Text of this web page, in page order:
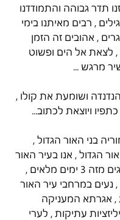
תדר גבוהה והתמודדנו
, רבים מאיתנו בימי
, אהובים זה הזמן
לצאת אל הים ופשוט
מרגש ...
ושומעת את קולו ,
ויוצאת לכתוב...
בני האור הגדול ,
הגדול , אנו בעיר האור
הטלוסאנית חוגגים מזה 3 ימים מלאים ,
נעים במרחבי עיר האור
, אגרתא המעניקה
עתיקות , לערי